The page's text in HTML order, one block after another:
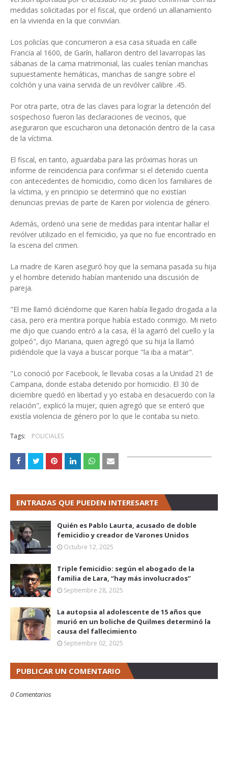
medidas solicitadas por el fiscal, que ordenó un allanamiento
en la vivienda en la que convivían.
Los policías que concurrieron a esa casa situada en calle
Francia al 1600, de Garín, hallaron dentro del lavarropas las
sábanas de la cama matrimonial, las cuales tenían manchas
supuestamente hemáticas, manchas de sangre sobre el
colchón y una vaina servida de un revólver calibre .45.
Por otra parte, otra de las claves para lograr la detención del
sospechoso fueron las declaraciones de vecinos, que
aseguraron que escucharon una detonación dentro de la casa
de la víctima.
El fiscal, en tanto, aguardaba para las próximas horas un
informe de reincidencia para confirmar si el detenido cuenta
con antecedentes de homicidio, como dicen los familiares de
la víctima, y en principio se determinó que no existían
denuncias previas de parte de Karen por violencia de género.
Además, ordenó una serie de medidas para intentar hallar el
revólver utilizado en el femicidio, ya que no fue encontrado en
la escena del crimen.
La madre de Karen aseguró hoy que la semana pasada su hija
y el hombre detenido habían mantenido una discusión de
pareja.
"El me llamó diciéndome que Karen había llegado drogada a la
casa, pero era mentira porque había estado conmigo. Mi nieto
me dijo que cuando entró a la casa, él la agarró del cuello y la
golpeó", dijo Mariana, quien agregó que su hija la llamó
pidiéndole que la vaya a buscar porque "la iba a matar".
"Lo conoció por Facebook, le llevaba cosas a la Unidad 21 de
Campana, donde estaba detenido por homicidio. El 30 de
diciembre quedó en libertad y yo estaba en desacuerdo con la
relación", explicó la mujer, quien agregó que se enteró que
existía violencia de género por lo que le contaba su nieto.
Tags: POLICIALES
ENTRADAS QUE PUEDEN INTERESARTE
Quién es Pablo Laurta, acusado de doble
femicidio y creador de Varones Unidos
Octubre 12, 2025
Triple femicidio: según el abogado de la
familia de Lara, “hay más involucrados”
Septiembre 28, 2025
La autopsia al adolescente de 15 años que
murió en un boliche de Quilmes determinó la
causa del fallecimiento
Septiembre 02, 2025
PUBLICAR UN COMENTARIO
0 Comentarios